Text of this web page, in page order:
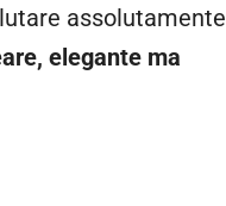
assolutamente
elegante ma